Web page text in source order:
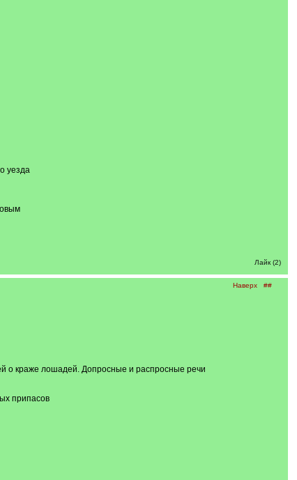
уезда
Лайк (2)
Наверх ##
о краже лошадей. Допросные и распросные речи
припасов